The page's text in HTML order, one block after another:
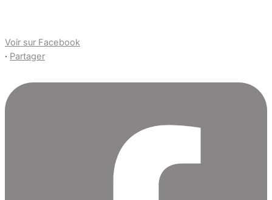
Voir sur Facebook
· Partager